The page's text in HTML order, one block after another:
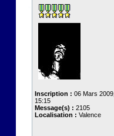
Inscription : 06 Mars 2009,
15:15
Message(s) : 2105
Localisation : Valence